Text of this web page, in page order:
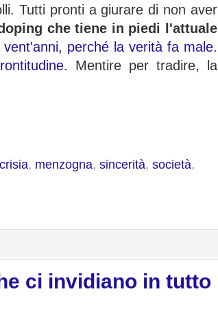
Tutti pronti a giurare di non aver
che tiene in piedi l'attuale
perché la verità fa male.
Mentire per tradire, la
, menzogna, sincerità, società,
ci invidiano in tutto